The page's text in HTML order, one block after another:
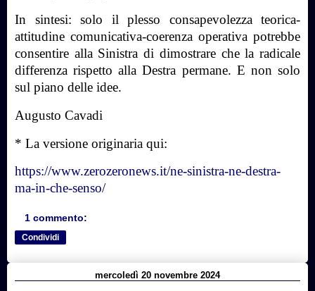
In sintesi: solo il plesso consapevolezza teorica-
attitudine comunicativa-coerenza operativa potrebbe
consentire alla Sinistra di dimostrare che la radicale
differenza rispetto alla Destra permane. E non solo
sul piano delle idee.
Augusto Cavadi
* La versione originaria qui:
https://www.zerozeronews.it/ne-sinistra-ne-destra-
ma-in-che-senso/
1 commento:
Condividi
mercoledì 20 novembre 2024